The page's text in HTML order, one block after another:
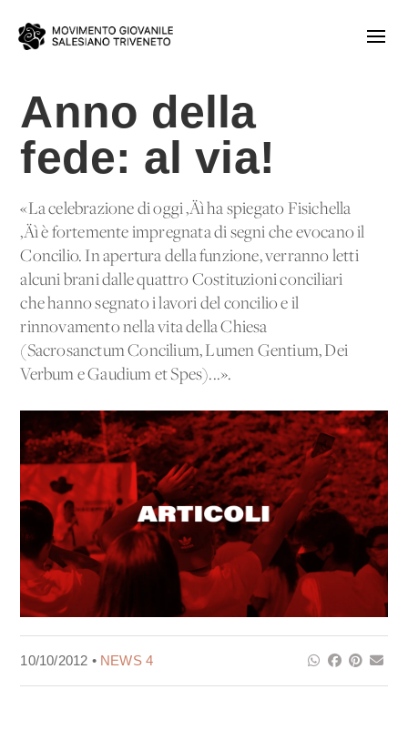
Anno della
fede: al via!
«La celebrazione di oggi ‚Äì ha spiegato Fisichella
‚Äì è fortemente impregnata di segni che evocano il
Concilio. In apertura della funzione, verranno letti
alcuni brani dalle quattro Costituzioni conciliari
che hanno segnato i lavori del concilio e il
rinnovamento nella vita della Chiesa
(Sacrosanctum Concilium, Lumen Gentium, Dei
Verbum e Gaudium et Spes)...».
10/10/2012 • NEWS 4